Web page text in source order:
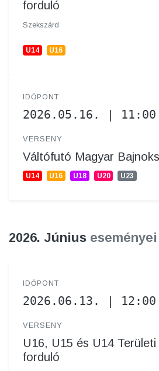
forduló
Szekszárd
U14 U16
IDŐPONT
2026.05.16. | 11:00
VERSENY
Váltófutó Magyar
U14 U16 U18 U20 U23
2026. Június eseményei
IDŐPONT
2026.06.13. | 12:00
VERSENY
U16, U15 és U14
forduló